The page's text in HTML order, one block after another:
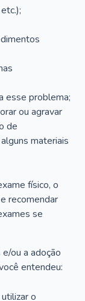
esse problema;
ou agravar
de
materiais
físico, o
recomendar
se
ou a adoção
entendeu:
o